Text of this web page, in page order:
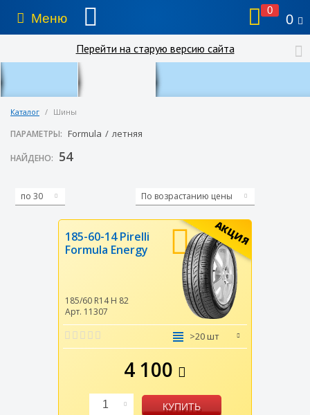
Меню
0
0
Перейти на старую версию сайта
Каталог / Шины
ПАРАМЕТРЫ: Formula / летняя
НАЙДЕНО: 54
по 30 По возрастанию цены
АКЦИЯ
185-60-14 Pirelli
Formula Energy
185/60 R14 H 82
Арт. 11307
>20 шт
4 100
1 КУПИТЬ